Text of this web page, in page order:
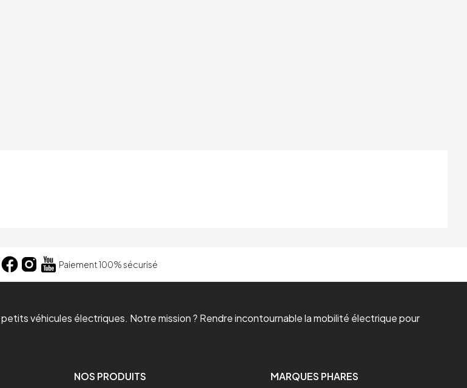
Paiement 100% sécurisé
véhicules électriques. Notre mission ? Rendre incontournable la mobilité électrique pour
NOS PRODUITS MARQUES PHARES